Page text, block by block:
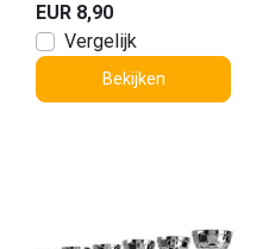
EUR 8,90
Vergelijk
Bekijken